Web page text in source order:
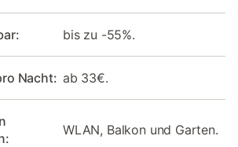
bis zu -55%.
Nacht: ab 33€.
WLAN, Balkon und Garten.